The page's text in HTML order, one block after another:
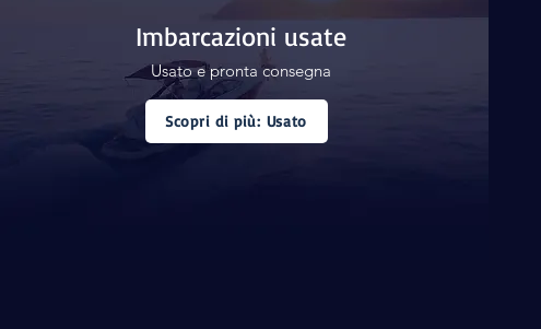
Imbarcazioni usate
Usato e pronta consegna
Scopri di più: Usato